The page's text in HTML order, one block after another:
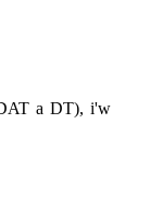
a DT), i'w